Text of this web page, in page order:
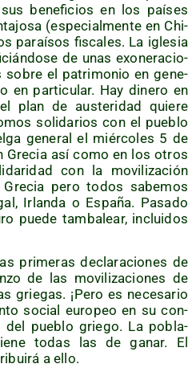
bene­fi­cios en los paí­ses
(espe­cial­men­te en Chi­
paraí­sos fis­ca­les. La igle­sia
de unas exo­ne­ra­cio­
sobre el patri­mo­nio en gene­
en par­ti­cu­lar. Hay dine­ro en
plan de aus­te­ri­dad quie­re
soli­da­rios con el pue­blo
gene­ral el miér­co­les 5 de
Gre­cia así como en los otros
con la movi­li­za­ción
pero todos sabe­mos
Irlan­da o Espa­ña. Pasa­do
pue­de tam­ba­lear, inclui­dos
pri­me­ras decla­ra­cio­nes de
de las movi­li­za­cio­nes de
grie­gas. ¡Pero es nece­sa­rio
social euro­peo en su con­
del pue­blo grie­go. La pobla­
todas las de ganar. El
a ello.